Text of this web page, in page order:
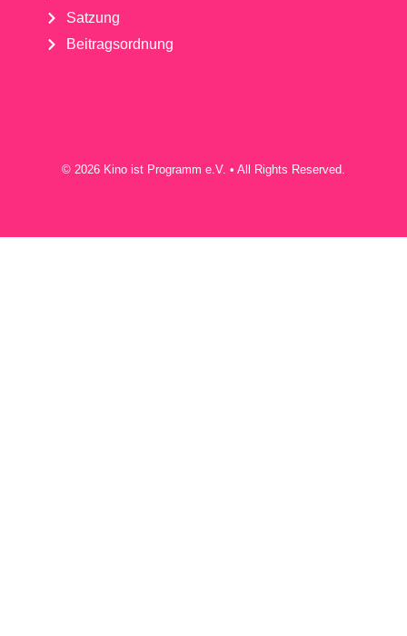
Satzung
Beitragsordnung
© 2026 Kino ist Programm e.V. • All Rights Reserved.